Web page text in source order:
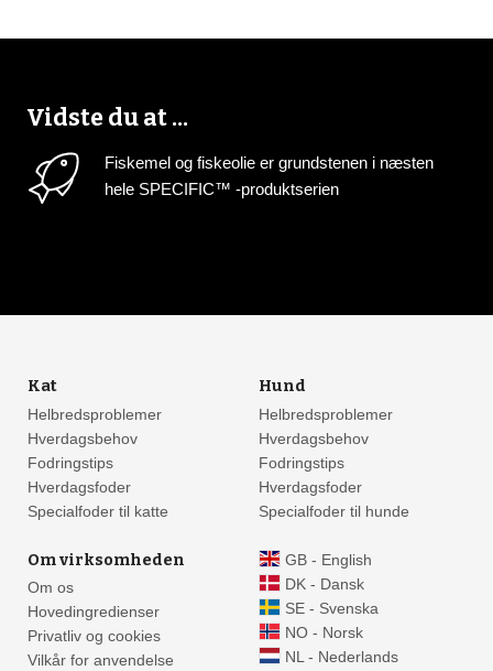
Vidste du at ...
Fiskemel og fiskeolie er grundstenen i næsten
hele SPECIFIC™ -produktserien
Kat
Helbredsproblemer
Hverdagsbehov
Fodringstips
Hverdagsfoder
Specialfoder til katte
Hund
Helbredsproblemer
Hverdagsbehov
Fodringstips
Hverdagsfoder
Specialfoder til hunde
Om virksomheden
Om os
Hovedingredienser
Privatliv og cookies
Vilkår for anvendelse
GB - English
DK - Dansk
SE - Svenska
NO - Norsk
NL - Nederlands